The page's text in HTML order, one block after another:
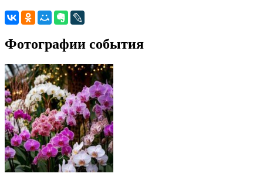
Фотографии события